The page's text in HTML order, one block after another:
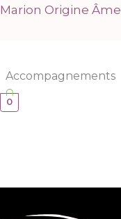
Aller
Marion Origine Âme
Accompagnements
0